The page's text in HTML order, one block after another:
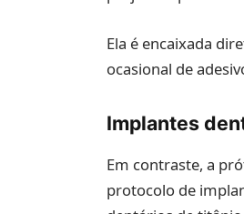
Ela é encaixada
ocasional de
Implantes
Em contraste, a
protocolo de